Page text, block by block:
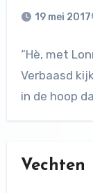
19 mei 2017
“Hè, met
Verbaasd
in de hoop
Vechten